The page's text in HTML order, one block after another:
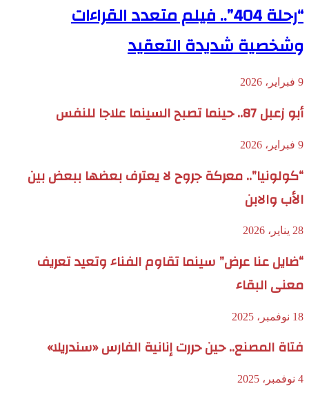
“رحلة 404”.. فيلم متعدد القراءات
وشخصية شديدة التعقيد
9 فبراير، 2026
أبو زعبل 87.. حينما تصبح السينما علاجا للنفس
9 فبراير، 2026
“كولونيا”.. معركة جروح لا يعترف بعضها ببعض بين
الأب والابن
28 يناير، 2026
“ضايل عنا عرض” سينما تقاوم الفناء وتعيد تعريف
معنى البقاء
18 نوفمبر، 2025
فتاة المصنع.. حين حررت إنانية الفارس «سندريلا»
4 نوفمبر، 2025